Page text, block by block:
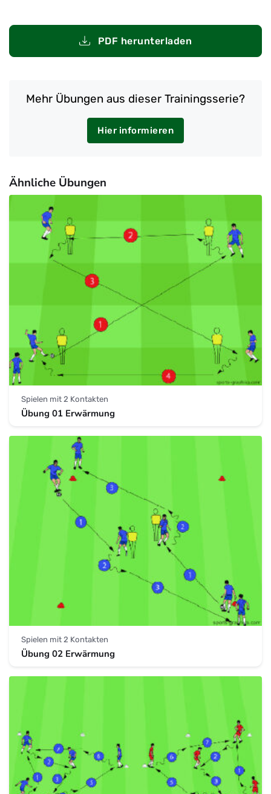
PDF herunterladen
Mehr Übungen aus dieser Trainingsserie?
Hier informieren
Ähnliche Übungen
Spielen mit 2 Kontakten
Übung 01 Erwärmung
Spielen mit 2 Kontakten
Übung 02 Erwärmung